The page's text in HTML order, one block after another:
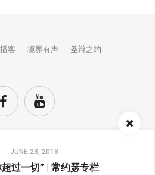
JUNE 28, 2018
超过一切” | 常约瑟专栏
播客 境界有声 圣辩之约
TOP